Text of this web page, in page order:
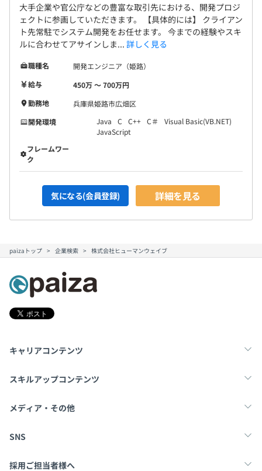
大手企業や官公庁などの豊富な取引先における、開発プロジ
ェクトに参画していただきます。 【具体的には】 クライアン
ト先常駐でシステム開発をお任せます。 今までの経験やスキ
ルに合わせてアサインしま... 詳しく見る
職種名
開発エンジニア（姫路）
給与
450万 〜 700万円
勤務地
兵庫県姫路市広畑区
開発環境
Java C C++ C＃
Visual Basic(VB.NET)
JavaScript
フレームワー
ク
気になる(会員登録) 詳細を見る
paizaトップ 企業検索 株式会社ヒューマンウェイブ
キャリアコンテンツ
転職・キャリア
スキルアップコンテンツ
学習
メディア・その他
Tech Team Journal
SNS
X
採用ご担当者様へ